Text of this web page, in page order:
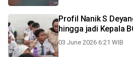
Profil Nanik S
hingga jadi Kepala
03 June 2026 6:21 WIB